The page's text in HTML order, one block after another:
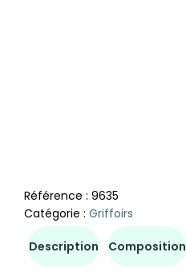
Référence : 9635
Catégorie : Griffoirs
Description Composition